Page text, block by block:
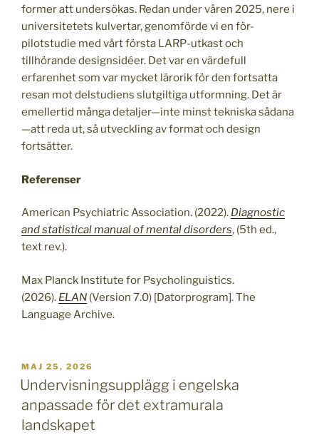
former att undersökas. Redan under våren 2025, nere i
universitetets kulvertar, genomförde vi en för-
pilotstudie med vårt första LARP-utkast och
tillhörande designsidéer. Det var en värdefull
erfarenhet som var mycket lärorik för den fortsatta
resan mot delstudiens slutgiltiga utformning. Det är
emellertid många detaljer—inte minst tekniska sådana
—att reda ut, så utveckling av format och design
fortsätter.
Referenser
American Psychiatric Association. (2022). Diagnostic
and statistical manual of mental disorders, (5th ed.,
text rev.).
Max Planck Institute for Psycholinguistics.
(2026). ELAN (Version 7.0) [Datorprogram]. The
Language Archive.
PUBLICERAT
MAJ 25, 2026
Undervisningsupplägg i engelska
anpassade för det extramurala
landskapet